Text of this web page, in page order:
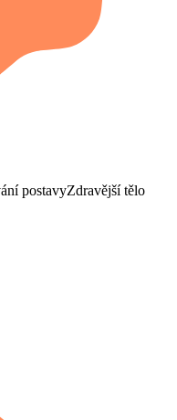
postavyZdravější tělo